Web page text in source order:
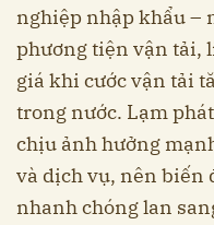
nghiệp nhập khẩu –
phương tiện vận tải,
giá khi cước vận tải
trong nước. Lạm
chịu ảnh hưởng
và dịch vụ, nên biến
nhanh chóng lan